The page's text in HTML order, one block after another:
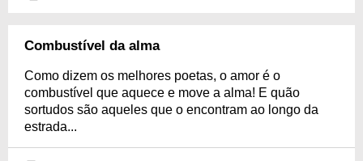
Combustível da alma
Como dizem os melhores poetas, o amor é o
combustível que aquece e move a alma! E quão
sortudos são aqueles que o encontram ao longo da
estrada...